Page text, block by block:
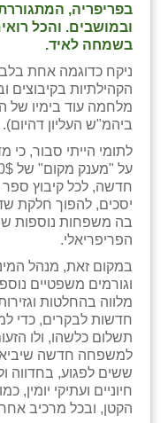
בפריפריה,
ובמושבים. והכל
בשמחה לאיד.
ניקח כדוגמה אחת
הקהילתיות בקיבוצים
מלחמה עוד בימיו של
ביהמ"ש העליון דהיום).
לתומי הייתי סבור, כי
חדשה, לכל קיבוץ ספר
יסכים, להפוך חלקת
בה משפחות נוספות
הפריפריאלי.
במקום זאת, מנהל
וגורמים משפטיים
מלווה בהחלטות
חדשות לבקרים, כדי
תשלום כלשהו, ולו
למשפחה חדשה שיביא
ששים לפגוע, בחדווה
חיוניים ועתיקי יומין,
הקטן, ובכל מרכיב